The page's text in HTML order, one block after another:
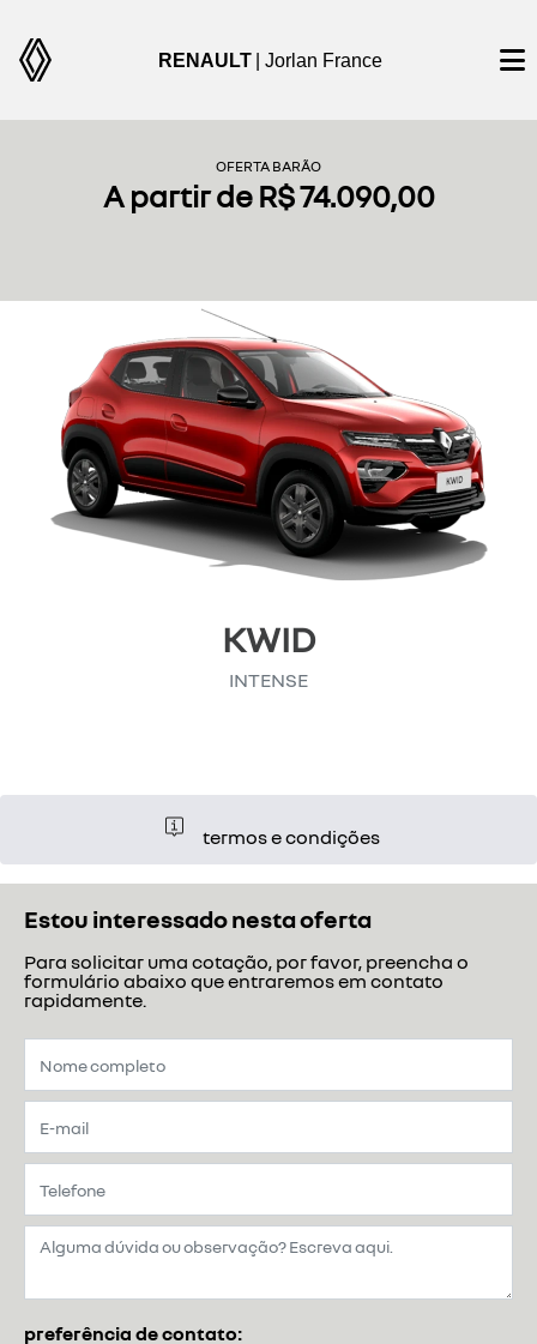
RENAULT | Jorlan France
OFERTA BARÃO
A partir de R$ 74.090,00
KWID
INTENSE
termos e condições
Estou interessado nesta oferta
Para solicitar uma cotação, por favor, preencha o
formulário abaixo que entraremos em contato
rapidamente.
preferência de contato: